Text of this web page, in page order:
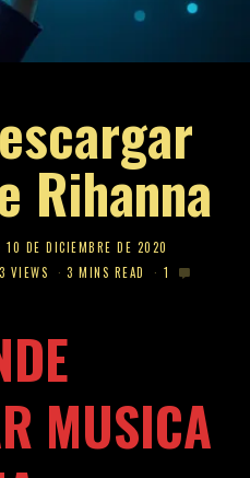
Rihanna
10 DE DICIEMBRE DE 2020
VIEWS 3 MINS READ 1
MUSICA